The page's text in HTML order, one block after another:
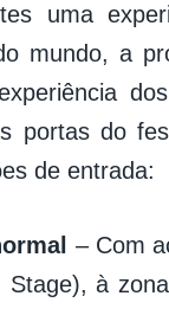
uma
mundo, a
portas do
de entrada:
– Com
Stage), à